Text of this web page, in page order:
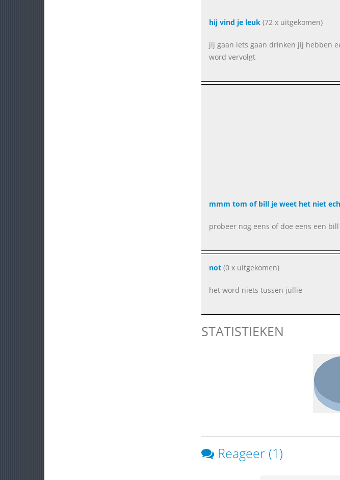
hij vind je leuk(72 x uitgekomen)
jij gaan iets gaan drinken jij hebben
word vervolgt
mmm tom of bill je weet het niet
probeer nog eens of doe eens een
not(0 x uitgekomen)
het word niets tussen jullie
STATISTIEKEN
Reageer (1)